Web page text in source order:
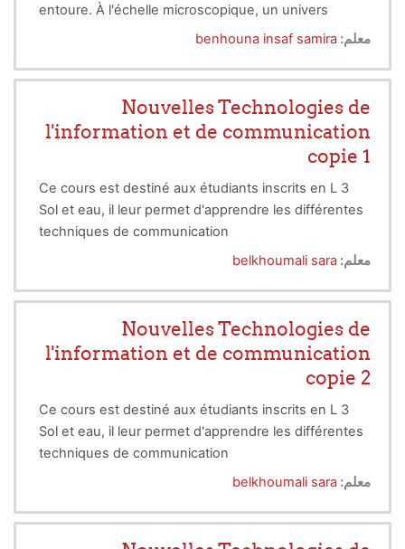
entoure. À l'échelle microscopique, un univers
complexe de microorganismes se déploie, jouant un
santé humaine, l'écologie, l'industrie alimentaire et
bien d'autres encore. La microbiologie générale
examine les structures, les fonctions et les
interactions des microorganismes tels que les
protozoaires, révélant ainsi leur impact profond sur
notre planète. Cette science dynamique nous
plonge au cœur de l'infiniment petit, offrant des
les mécanismes fondamentaux qui régissent
l'équilibre délicat de notre environnement. Cette
à explorer ce monde microscopique, à comprendre
ses subtilités et à apprécier son importance cruciale
معلم: benhouna insaf samira
Nouvelles Technologies de
l'information et de communication
copie 1
Ce cours est destiné aux étudiants inscrits en L 3
Sol et eau, il leur permet d'apprendre les différentes
techniques de communication
معلم: belkhoumali sara
Nouvelles Technologies de
l'information et de communication
copie 2
Ce cours est destiné aux étudiants inscrits en L 3
Sol et eau, il leur permet d'apprendre les différentes
techniques de communication
معلم: belkhoumali sara